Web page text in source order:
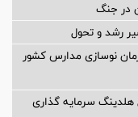
در جنگ
رشد و تحول
نوسازی مدارس کشور
هلدینگ سرمایه گذاری